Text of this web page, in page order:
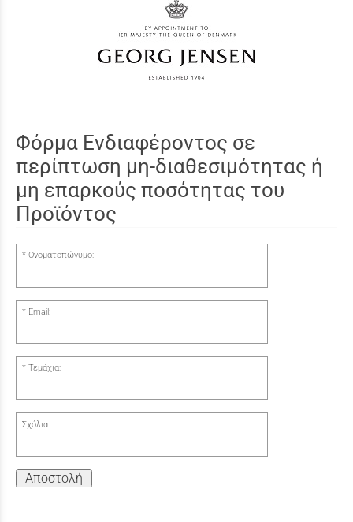
Φόρμα Ενδιαφέροντος σε
περίπτωση μη-διαθεσιμότητας ή
μη επαρκούς ποσότητας του
Προϊόντος
Ονοματεπώνυμο:
Email:
Τεμάχια:
Σχόλια:
Αποστολή